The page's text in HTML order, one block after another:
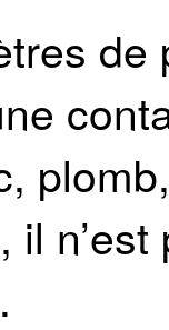
de
il